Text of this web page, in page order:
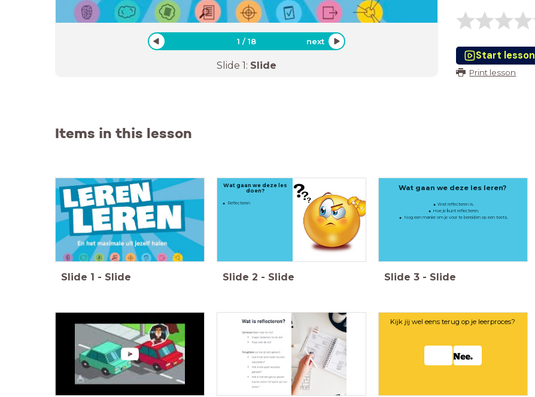
1 /18 next
Slide 1: Slide
Start lesson
Print lesson
Items in this lesson
Slide 1 - Slide
Wat gaan we deze les
doen?
Reflecteren
Slide 2 - Slide
Wat gaan we deze les leren?
Wat reflecteren is.
Hoe je kunt reflecteren.
Nog een manier om je voor te bereiden op een toets.
Slide 3 - Slide
Kijk jij wel eens terug op je leerproces?